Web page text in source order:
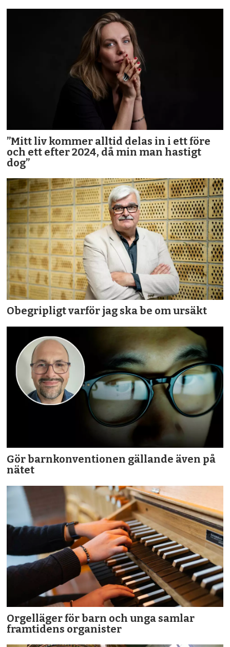
”Mitt liv kommer alltid delas in i ett före
och ett efter 2024, då min man hastigt
dog”
Obegripligt varför jag ska be om ursäkt
Gör barnkonventionen gällande även på
nätet
Orgelläger för barn och unga samlar
framtidens organister